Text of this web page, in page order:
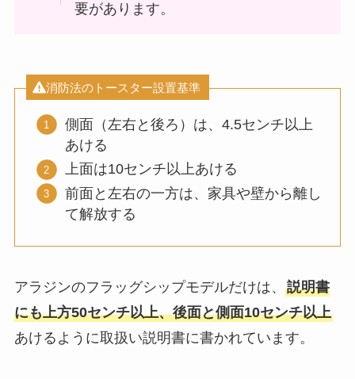
要があります。
消防法のトースター設置基準
側面（左右と後ろ）は、4.5センチ以上
あける
上面は10センチ以上あける
前面と左右の一方は、家具や壁から離し
て解放する
アラジンのフラッグシップモデルだけは、 説明書
にも上方50センチ以上、後面と側面10センチ以上
あけるように取扱い説明書に書かれています。